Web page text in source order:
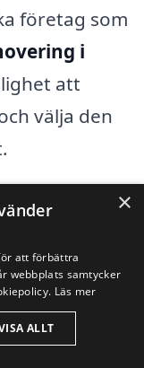
företag som
i
att
välja den
behöver
rätt
göra
varje kök
×
att förbättra
webbplats samtycker
Läs mer
ALLT